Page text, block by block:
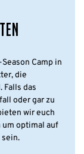
Camp in
die
Falls das
oder gar zu
wir euch
um optimal auf